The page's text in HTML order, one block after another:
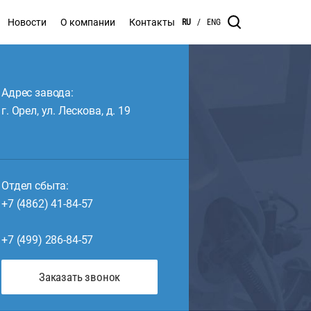
RU / ENG
Новости О компании Контакты
Адрес завода:
г. Орел, ул. Лескова, д. 19
Отдел сбыта:
+7 (4862) 41-84-57
+7 (499) 286-84-57
Заказать звонок